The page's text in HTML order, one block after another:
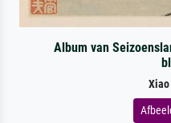
Album van